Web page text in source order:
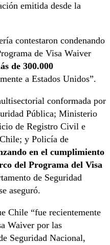
emitida desde la
contestaron condenando
de Visa Waiver
de 300.000
a Estados Unidos”.
conformada por
Pública; Ministerio
de Registro Civil e
y Policía de
en el cumplimiento
del Programa del Visa
de Seguridad
aseguró.
Chile “fue recientemente
Waiver por las
Seguridad Nacional,